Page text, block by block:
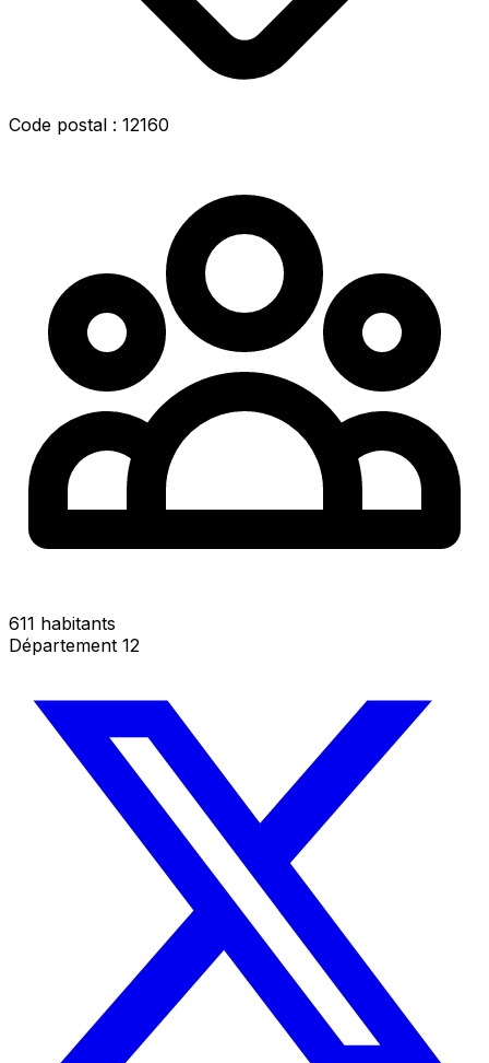
Code postal : 12160
611 habitants
Département 12